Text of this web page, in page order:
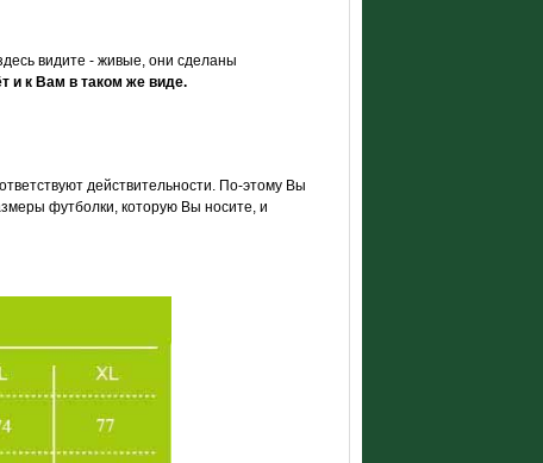
видите - живые, они сделаны
и к Вам в таком же виде.
действительности. По-этому Вы
футболки, которую Вы носите, и